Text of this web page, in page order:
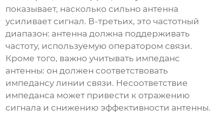
показывает, насколько сильно антенна
усиливает сигнал. В-третьих, это частотный
диапазон: антенна должна поддерживать
частоту, используемую оператором связи.
Кроме того, важно учитывать импеданс
антенны: он должен соответствовать
импедансу линии связи. Несоответствие
импеданса может привести к отражению
сигнала и снижению эффективности антенны.